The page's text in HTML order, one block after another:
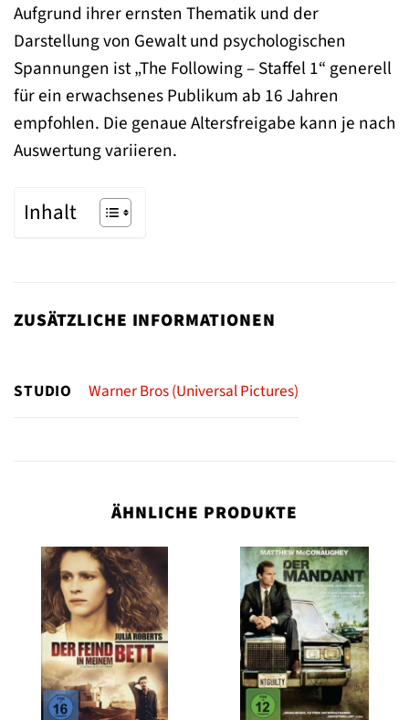
Aufgrund ihrer ernsten Thematik und der
Darstellung von Gewalt und psychologischen
Spannungen ist „The Following – Staffel 1“ generell
für ein erwachsenes Publikum ab 16 Jahren
empfohlen. Die genaue Altersfreigabe kann je nach
Auswertung variieren.
Inhalt
ZUSÄTZLICHE INFORMATIONEN
STUDIO Warner Bros (Universal Pictures)
ÄHNLICHE PRODUKTE